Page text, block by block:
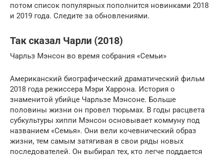
потом список популярных пополнится новинками 2018
и 2019 года. Следите за обновлениями.
Так сказал Чарли (2018)
Чарльз Мэнсон во время собрания «Семьи»
Американский биографический драматический фильм
2018 года режиссера Мэри Харрона. История о
знаменитой убийце Чарльзе Мэнсоне. Больше
половины жизни он провел тюрьмах. В годы расцвета
субкультуры хиппи Мэнсон основывает коммуну под
названием «Семья». Они вели кочевнический образ
жизни, тем самым затягивая в свои ряды новых
последователей. Он выбирал тех, кто легче поддается